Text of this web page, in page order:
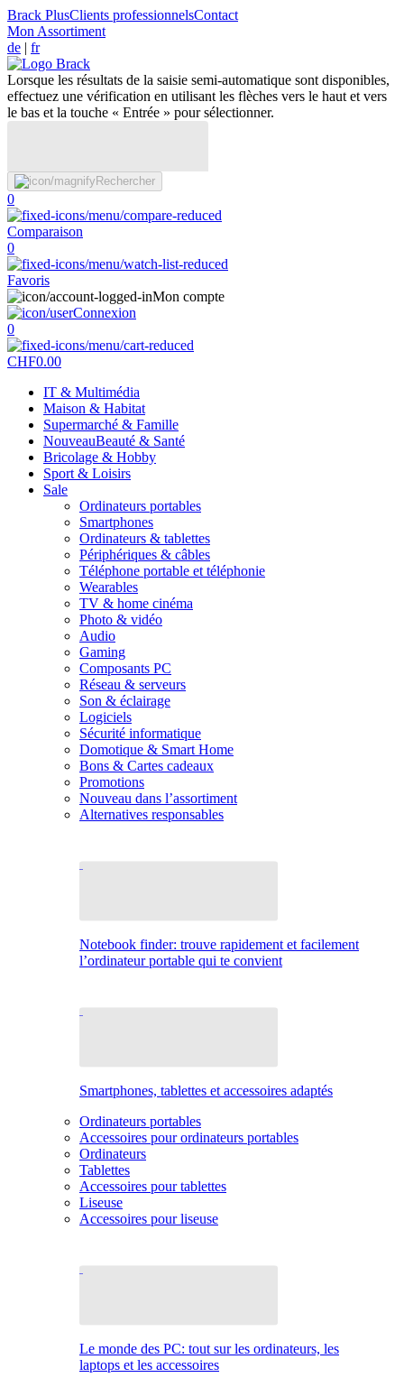
Brack PlusClients professionnelsContact
Mon Assortiment
de | fr
Lorsque les résultats de la saisie semi-automatique sont disponibles,
effectuez une vérification en utilisant les flèches vers le haut et vers
le bas et la touche « Entrée » pour sélectionner.
Rechercher
0
Comparaison
0
Favoris
Mon compte
Connexion
0
CHF0.00
IT & Multimédia
Maison & Habitat
Supermarché & Famille
NouveauBeauté & Santé
Bricolage & Hobby
Sport & Loisirs
Sale
Ordinateurs portables
Smartphones
Ordinateurs & tablettes
Périphériques & câbles
Téléphone portable et téléphonie
Wearables
TV & home cinéma
Photo & vidéo
Audio
Gaming
Composants PC
Réseau & serveurs
Son & éclairage
Logiciels
Sécurité informatique
Domotique & Smart Home
Bons & Cartes cadeaux
Promotions
Nouveau dans l’assortiment
Alternatives responsables
Notebook finder: trouve rapidement et facilement
l’ordinateur portable qui te convient
Smartphones, tablettes et accessoires adaptés
Ordinateurs portables
Accessoires pour ordinateurs portables
Ordinateurs
Tablettes
Accessoires pour tablettes
Liseuse
Accessoires pour liseuse
Le monde des PC: tout sur les ordinateurs, les
laptops et les accessoires